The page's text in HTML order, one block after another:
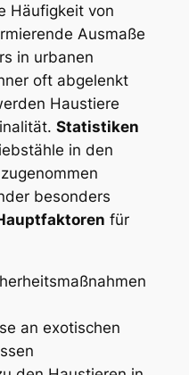
‍Häufigkeit von
Ausmaße
in urbanen
oft abgelenkt
Haustiere
Statistiken
in den
besonders
für
an exotischen⁤